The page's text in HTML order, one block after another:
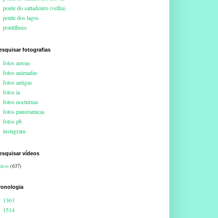
ponte do saltadouro (velha)
ponte dos lagos
pontilhoes
fotografias
fotos aereas
fotos animadas
fotos antigas
fotos ia
fotos nocturnas
fotos panoramicas
fotos pb
instagram
vídeos
(637)
1363
1514